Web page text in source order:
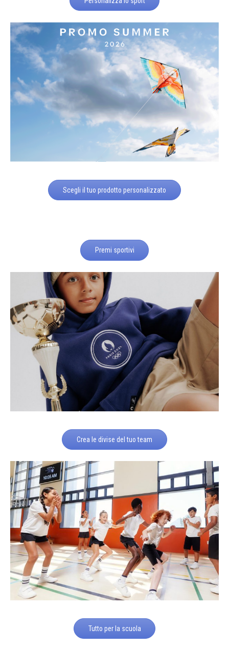
Scegli il tuo prodotto personalizzato
Premi sportivi
Crea le divise del tuo team
Tutto per la scuola